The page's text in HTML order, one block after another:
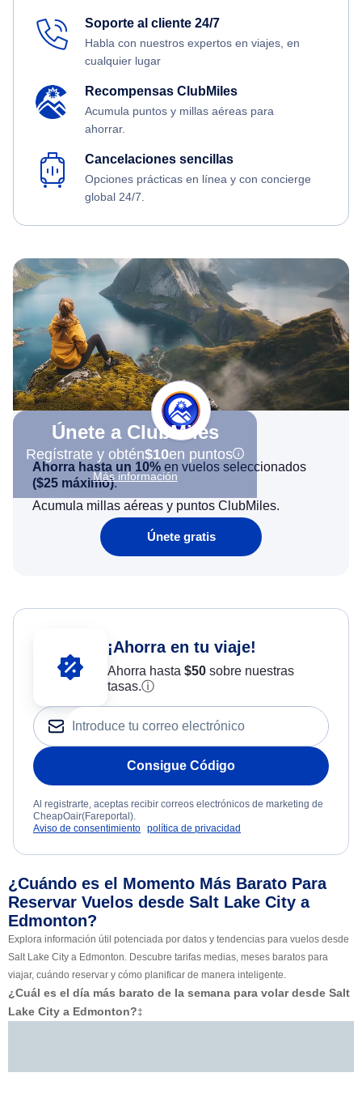
Soporte al cliente 24/7
Habla con nuestros expertos en viajes, en
cualquier lugar
Recompensas ClubMiles
Acumula puntos y millas aéreas para
ahorrar.
Cancelaciones sencillas
Opciones prácticas en línea y con concierge
global 24/7.
Únete a ClubMiles
Regístrate y obtén$10en puntos
Más información
Ahorra hasta un 10% en vuelos seleccionados
($25 máximo).
Acumula millas aéreas y puntos ClubMiles.
Únete gratis
¡Ahorra en tu viaje!
Ahorra hasta $50sobre nuestras
tasas.ⓘ
Consigue Código
Al registrarte, aceptas recibir correos electrónicos de marketing de
CheapOair(Fareportal).
Aviso de consentimiento política de privacidad
¿Cuándo es el Momento Más Barato Para
Reservar Vuelos desde Salt Lake City a
Edmonton?
Explora información útil potenciada por datos y tendencias para vuelos desde
Salt Lake City a Edmonton. Descubre tarifas medias, meses baratos para
viajar, cuándo reservar y cómo planificar de manera inteligente.
¿Cuál es el día más barato de la semana para volar desde Salt
Lake City a Edmonton?‡